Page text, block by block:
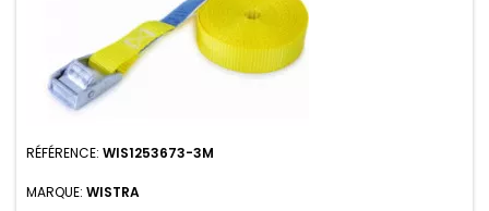
RÉFÉRENCE: WIS1253673-3M
MARQUE: WISTRA